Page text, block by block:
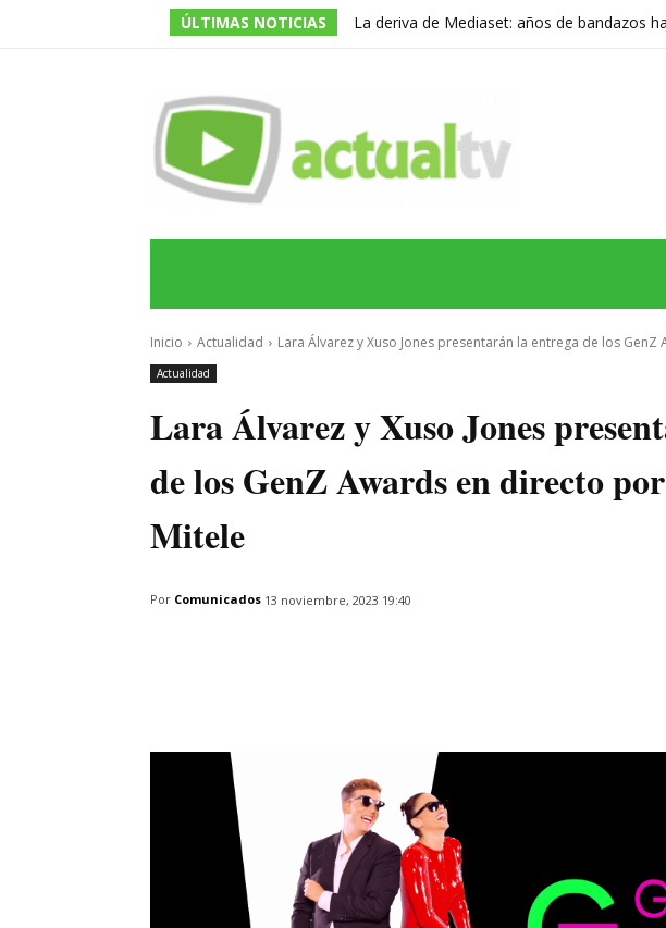
ÚLTIMAS NOTICIAS
La deriva de Mediaset: años de bandazos
Inicio Actualidad Lara Álvarez y Xuso Jones presentarán la entrega de los GenZ
Actualidad
Lara Álvarez y Xuso Jones
de los GenZ Awards en directo
Mitele
Por Comunicados 13 noviembre, 2023 19:40